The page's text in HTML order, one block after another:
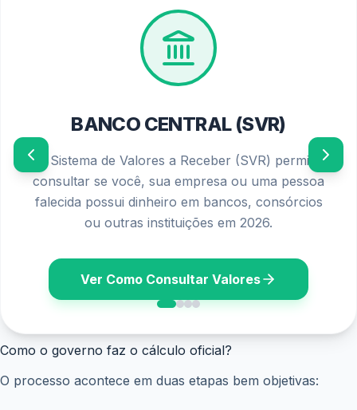
Como o governo faz o cálculo oficial?
O processo acontece em duas etapas bem objetivas: